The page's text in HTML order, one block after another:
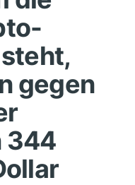
gegen
344